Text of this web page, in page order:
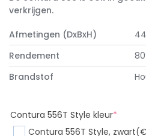
verkrijgen.
Afmetingen (DxBxH)
Rendement
Brandstof
Contura 556T Style kleur*
Contura 556T Style, zwart